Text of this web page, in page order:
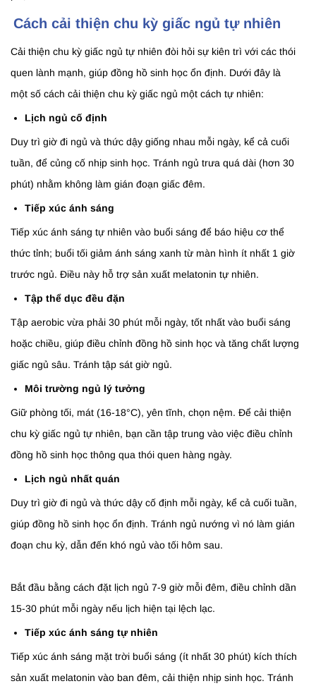
Cách cải thiện chu kỳ giấc ngủ tự nhiên
Cải thiện chu kỳ giấc ngủ tự nhiên đòi hỏi sự kiên trì với các thói
quen lành mạnh, giúp đồng hồ sinh học ổn định. Dưới đây là
một số cách cải thiện chu kỳ giấc ngủ một cách tự nhiên:
Lịch ngủ cố định
Duy trì giờ đi ngủ và thức dậy giống nhau mỗi ngày, kể cả cuối
tuần, để củng cố nhịp sinh học. Tránh ngủ trưa quá dài (hơn 30
phút) nhằm không làm gián đoạn giấc đêm.
Tiếp xúc ánh sáng
Tiếp xúc ánh sáng tự nhiên vào buổi sáng để báo hiệu cơ thể
thức tỉnh; buổi tối giảm ánh sáng xanh từ màn hình ít nhất 1 giờ
trước ngủ. Điều này hỗ trợ sản xuất melatonin tự nhiên.
Tập thể dục đều đặn
Tập aerobic vừa phải 30 phút mỗi ngày, tốt nhất vào buổi sáng
hoặc chiều, giúp điều chỉnh đồng hồ sinh học và tăng chất lượng
giấc ngủ sâu. Tránh tập sát giờ ngủ.
Môi trường ngủ lý tưởng
Giữ phòng tối, mát (16-18°C), yên tĩnh, chọn nệm. Để cải thiện
chu kỳ giấc ngủ tự nhiên, bạn cần tập trung vào việc điều chỉnh
đồng hồ sinh học thông qua thói quen hàng ngày.
Lịch ngủ nhất quán
Duy trì giờ đi ngủ và thức dậy cố định mỗi ngày, kể cả cuối tuần,
giúp đồng hồ sinh học ổn định. Tránh ngủ nướng vì nó làm gián
đoạn chu kỳ, dẫn đến khó ngủ vào tối hôm sau.
Bắt đầu bằng cách đặt lịch ngủ 7-9 giờ mỗi đêm, điều chỉnh dần
15-30 phút mỗi ngày nếu lịch hiện tại lệch lạc.
​Tiếp xúc ánh sáng tự nhiên
Tiếp xúc ánh sáng mặt trời buổi sáng (ít nhất 30 phút) kích thích
sản xuất melatonin vào ban đêm, cải thiện nhịp sinh học. Tránh